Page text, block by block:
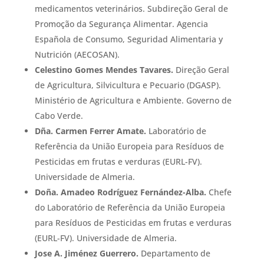
medicamentos veterinários. Subdireção Geral de
Promoção da Segurança Alimentar. Agencia
Española de Consumo, Seguridad Alimentaria y
Nutrición (AECOSAN).
Celestino Gomes Mendes Tavares. Direção Geral
de Agricultura, Silvicultura e Pecuario (DGASP).
Ministério de Agricultura e Ambiente. Governo de
Cabo Verde.
Dña. Carmen Ferrer Amate. Laboratório de
Referência da União Europeia para Resíduos de
Pesticidas em frutas e verduras (EURL-FV).
Universidade de Almeria.
Doña. Amadeo Rodríguez Fernández-Alba. Chefe
do Laboratório de Referência da União Europeia
para Resíduos de Pesticidas em frutas e verduras
(EURL-FV). Universidade de Almeria.
Jose A. Jiménez Guerrero. Departamento de